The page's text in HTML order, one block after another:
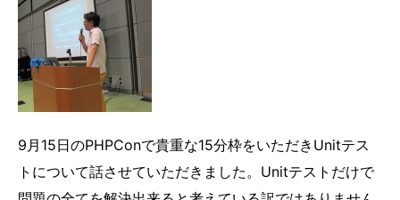
9月15日のPHPConで貴重な15分枠をいただきUnitテス
トについて話させていただきました。Unitテストだけで